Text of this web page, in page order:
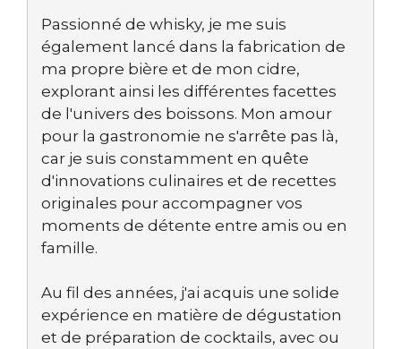
Passionné de whisky, je me suis
également lancé dans la fabrication de
ma propre bière et de mon cidre,
explorant ainsi les différentes facettes
de l'univers des boissons. Mon amour
pour la gastronomie ne s'arrête pas là,
car je suis constamment en quête
d'innovations culinaires et de recettes
originales pour accompagner vos
moments de détente entre amis ou en
famille.
Au fil des années, j'ai acquis une solide
expérience en matière de dégustation
et de préparation de cocktails, avec ou